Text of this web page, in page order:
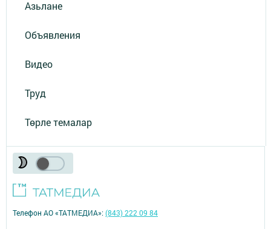
Азьлане
Объявления
Видео
Труд
Төрле темалар
Телефон АО «ТАТМЕДИА»:(843) 222 09 84